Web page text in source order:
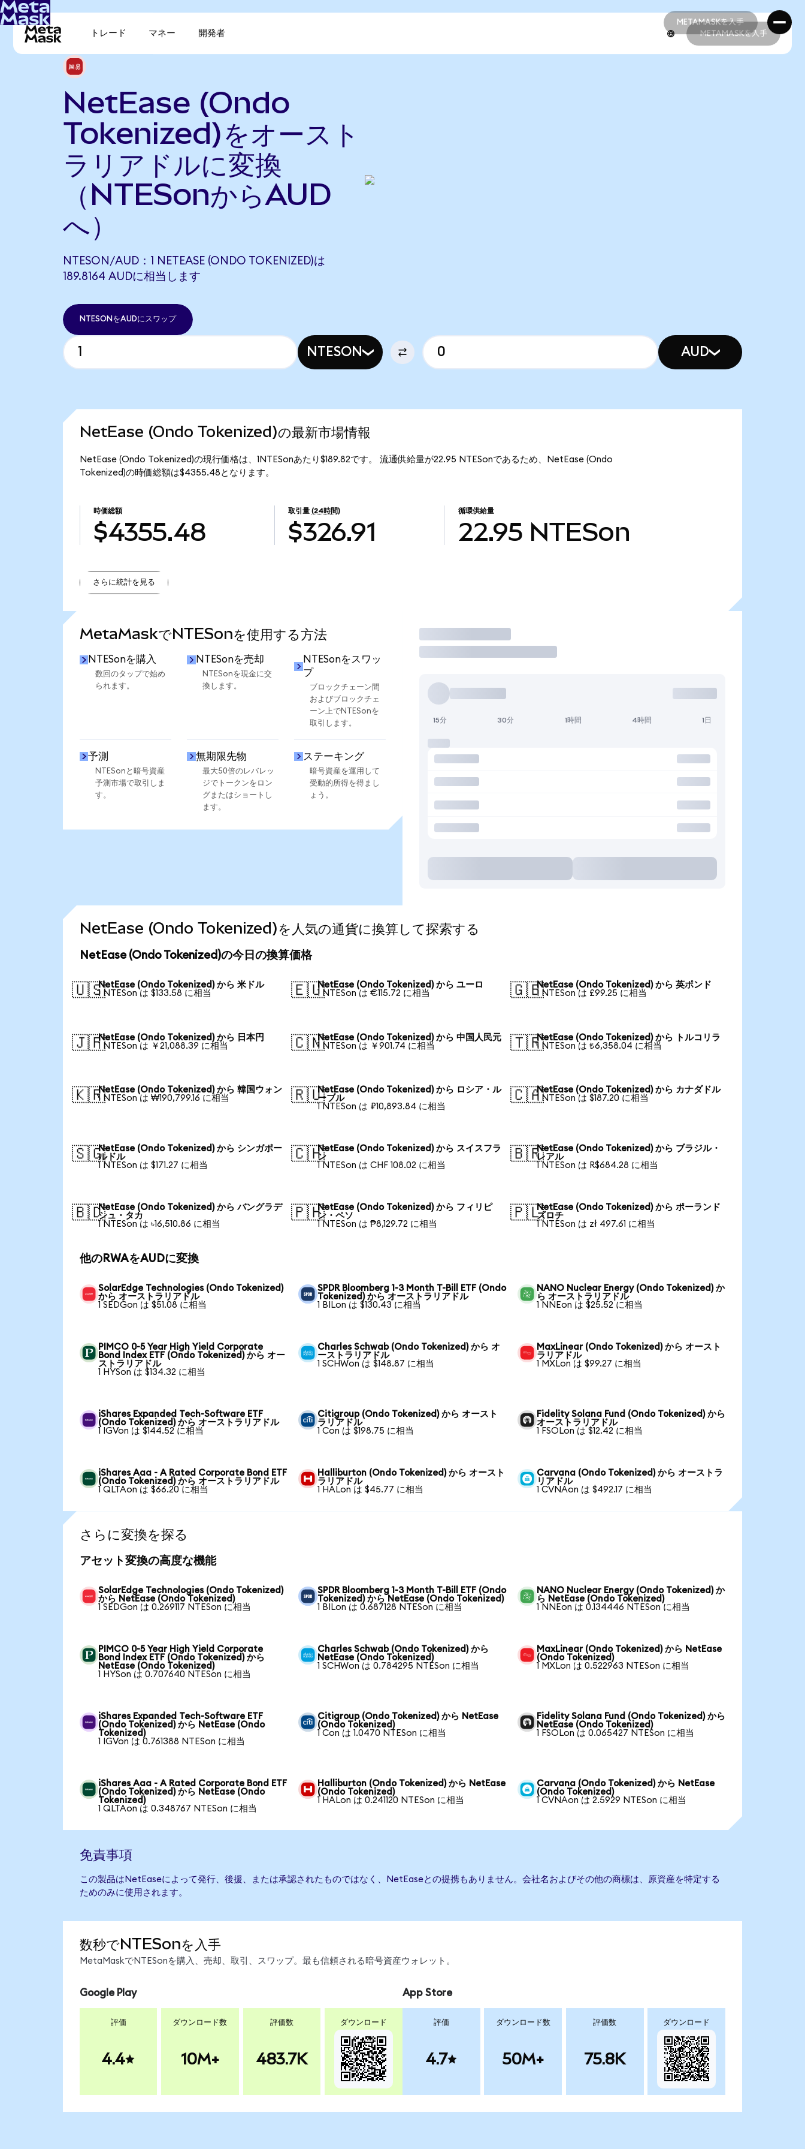
METAMASKを入手
METAMASKを入手
トレード マネー 開発者 METAMASKを入手
NetEase (Ondo
Tokenized)をオースト
ラリアドルに変換
（NTESonからAUD
へ）
NTESON/AUD：1 NETEASE (ONDO TOKENIZED)は
189.8164 AUDに相当します
NTESONをAUDにスワップ
NTESON AUD
NetEase (Ondo Tokenized)の最新市場情報
NetEase (Ondo Tokenized)の現行価格は、1NTESonあたり$189.82です。 流通供給量が22.95 NTESonであるため、NetEase (Ondo
Tokenized)の時価総額は$4355.48となります。
時価総額
$4355.48
取引量 (24時間)
$326.91
循環供給量
22.95 NTESon
さらに統計を見る
MetaMaskでNTESonを使用する方法
NTESonを購入
数回のタップで始め
られます。
NTESonを売却
NTESonを現金に交
換します。
NTESonをスワッ
プ
ブロックチェーン間
およびブロックチェ
ーン上でNTESonを
取引します。
予測
NTESonと暗号資産
予測市場で取引しま
す。
無期限先物
最大50倍のレバレッ
ジでトークンをロン
グまたはショートし
ます。
ステーキング
暗号資産を運用して
受動的所得を得まし
ょう。
取引
15分 30分 1時間 4時間 1日
NetEase (Ondo Tokenized)を人気の通貨に換算して探索する
NetEase (Ondo Tokenized)の今日の換算価格
🇺🇸NetEase (Ondo Tokenized) から 米ドル
1 NTESon は $133.58 に相当
🇪🇺NetEase (Ondo Tokenized) から ユーロ
1 NTESon は €115.72 に相当
🇬🇧NetEase (Ondo Tokenized) から 英ポンド
1 NTESon は £99.25 に相当
🇯🇵NetEase (Ondo Tokenized) から 日本円
1 NTESon は ￥21,088.39 に相当
🇨🇳NetEase (Ondo Tokenized) から 中国人民元
1 NTESon は ￥901.74 に相当
🇹🇷NetEase (Ondo Tokenized) から トルコリラ
1 NTESon は ₺6,358.04 に相当
🇰🇷NetEase (Ondo Tokenized) から 韓国ウォン
1 NTESon は ₩190,799.16 に相当
🇷🇺NetEase (Ondo Tokenized) から ロシア・ル
ーブル
1 NTESon は ₽10,893.84 に相当
🇨🇦NetEase (Ondo Tokenized) から カナダドル
1 NTESon は $187.20 に相当
🇸🇬NetEase (Ondo Tokenized) から シンガポー
ルドル
1 NTESon は $171.27 に相当
🇨🇭NetEase (Ondo Tokenized) から スイスフラ
ン
1 NTESon は CHF 108.02 に相当
🇧🇷NetEase (Ondo Tokenized) から ブラジル・
レアル
1 NTESon は R$684.28 に相当
🇧🇩NetEase (Ondo Tokenized) から バングラデ
シュ・タカ
1 NTESon は ৳16,510.86 に相当
🇵🇭NetEase (Ondo Tokenized) から フィリピ
ン・ペソ
1 NTESon は ₱8,129.72 に相当
🇵🇱NetEase (Ondo Tokenized) から ポーランド
ズロチ
1 NTESon は zł 497.61 に相当
他のRWAをAUDに変換
SolarEdge Technologies (Ondo Tokenized)
から オーストラリアドル
1 SEDGon は $51.08 に相当
SPDR Bloomberg 1-3 Month T-Bill ETF (Ondo
Tokenized) から オーストラリアドル
1 BILon は $130.43 に相当
NANO Nuclear Energy (Ondo Tokenized) か
ら オーストラリアドル
1 NNEon は $25.52 に相当
PIMCO 0-5 Year High Yield Corporate
Bond Index ETF (Ondo Tokenized) から オー
ストラリアドル
1 HYSon は $134.32 に相当
Charles Schwab (Ondo Tokenized) から オ
ーストラリアドル
1 SCHWon は $148.87 に相当
MaxLinear (Ondo Tokenized) から オースト
ラリアドル
1 MXLon は $99.27 に相当
iShares Expanded Tech-Software ETF
(Ondo Tokenized) から オーストラリアドル
1 IGVon は $144.52 に相当
Citigroup (Ondo Tokenized) から オースト
ラリアドル
1 Con は $198.75 に相当
Fidelity Solana Fund (Ondo Tokenized) から
オーストラリアドル
1 FSOLon は $12.42 に相当
iShares Aaa - A Rated Corporate Bond ETF
(Ondo Tokenized) から オーストラリアドル
1 QLTAon は $66.20 に相当
Halliburton (Ondo Tokenized) から オースト
ラリアドル
1 HALon は $45.77 に相当
Carvana (Ondo Tokenized) から オーストラ
リアドル
1 CVNAon は $492.17 に相当
さらに変換を探る
アセット変換の高度な機能
SolarEdge Technologies (Ondo Tokenized)
から NetEase (Ondo Tokenized)
1 SEDGon は 0.269117 NTESon に相当
SPDR Bloomberg 1-3 Month T-Bill ETF (Ondo
Tokenized) から NetEase (Ondo Tokenized)
1 BILon は 0.687128 NTESon に相当
NANO Nuclear Energy (Ondo Tokenized) か
ら NetEase (Ondo Tokenized)
1 NNEon は 0.134446 NTESon に相当
PIMCO 0-5 Year High Yield Corporate
Bond Index ETF (Ondo Tokenized) から
NetEase (Ondo Tokenized)
1 HYSon は 0.707640 NTESon に相当
Charles Schwab (Ondo Tokenized) から
NetEase (Ondo Tokenized)
1 SCHWon は 0.784295 NTESon に相当
MaxLinear (Ondo Tokenized) から NetEase
(Ondo Tokenized)
1 MXLon は 0.522963 NTESon に相当
iShares Expanded Tech-Software ETF
(Ondo Tokenized) から NetEase (Ondo
Tokenized)
1 IGVon は 0.761388 NTESon に相当
Citigroup (Ondo Tokenized) から NetEase
(Ondo Tokenized)
1 Con は 1.0470 NTESon に相当
Fidelity Solana Fund (Ondo Tokenized) から
NetEase (Ondo Tokenized)
1 FSOLon は 0.065427 NTESon に相当
iShares Aaa - A Rated Corporate Bond ETF
(Ondo Tokenized) から NetEase (Ondo
Tokenized)
1 QLTAon は 0.348767 NTESon に相当
Halliburton (Ondo Tokenized) から NetEase
(Ondo Tokenized)
1 HALon は 0.241120 NTESon に相当
Carvana (Ondo Tokenized) から NetEase
(Ondo Tokenized)
1 CVNAon は 2.5929 NTESon に相当
免責事項
この製品はNetEaseによって発行、後援、または承認されたものではなく、NetEaseとの提携もありません。会社名およびその他の商標は、原資産を特定する
ためのみに使用されます。
数秒でNTESonを入手
MetaMaskでNTESonを購入、売却、取引、スワップ。最も信頼される暗号資産ウォレット。
Google Play
評価
4.4
ダウンロード数
10M+
評価数
483.7K
ダウンロード
App Store
評価
4.7
ダウンロード数
50M+
評価数
75.8K
ダウンロード